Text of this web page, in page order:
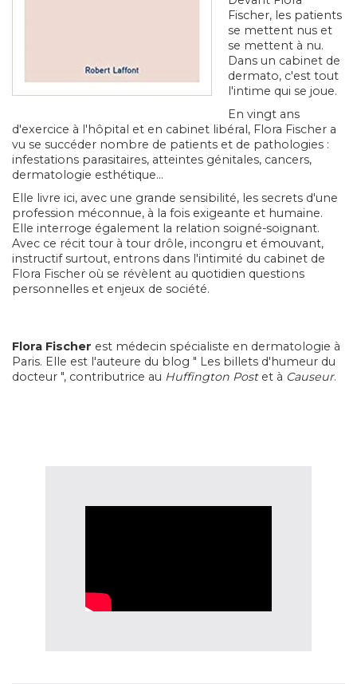
Fischer, les patients
se mettent nus et
se mettent à nu.
Dans un cabinet de
dermato, c'est tout
l'intime qui se joue.
En vingt ans
d'exercice à l'hôpital et en cabinet libéral, Flora Fischer a
vu se succéder nombre de patients et de pathologies :
infestations parasitaires, atteintes génitales, cancers,
dermatologie esthétique...
Elle livre ici, avec une grande sensibilité, les secrets d'une
profession méconnue, à la fois exigeante et humaine.
Elle interroge également la relation soigné-soignant.
Avec ce récit tour à tour drôle, incongru et émouvant,
instructif surtout, entrons dans l'intimité du cabinet de
Flora Fischer où se révèlent au quotidien questions
personnelles et enjeux de société.
Flora Fischer est médecin spécialiste en dermatologie à
Paris. Elle est l'auteure du blog " Les billets d'humeur du
docteur ", contributrice au Huffington Postet à Causeur.